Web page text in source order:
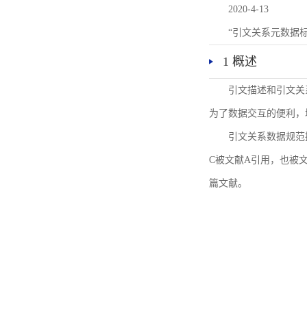
2020-4-13
“引文关系元数据
1 概述
引文描述和引文
为了数据交互的便利
引文关系数据规
C被文献A引用，也被
篇文献。